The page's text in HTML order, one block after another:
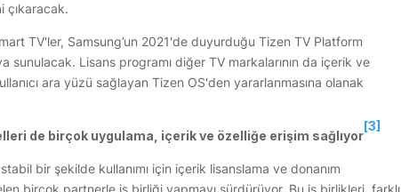
çıkaracak.
TV'ler, Samsung’un 2021'de duyurduğu Tizen TV Platform
sunulacak. Lisans programı diğer TV markalarının da içerik ve
ara yüzü sağlayan Tizen OS'den yararlanmasına olanak
de birçok uygulama, içerik ve özelliğe erişim sağlıyor
[3]
bir şekilde kullanımı için içerik lisanslama ve donanım